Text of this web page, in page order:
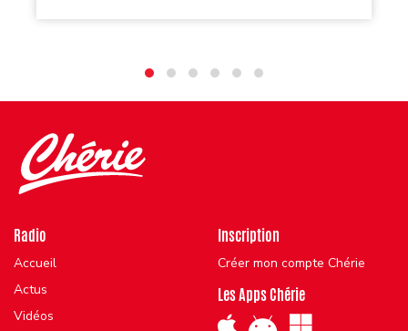
Radio
Accueil
Actus
Vidéos
Inscription
Créer mon compte Chérie
Les Apps Chérie